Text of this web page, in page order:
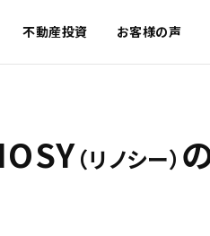
不動産投資 お客様の声
（リノシー）